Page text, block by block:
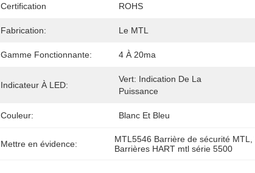
Certification ROHS
Fabrication: Le MTL
Gamme Fonctionnante: 4 À 20ma
Indicateur À LED:
Vert: Indication De La
Puissance
Couleur: Blanc Et Bleu
Mettre en évidence: MTL5546 Barrière de sécurité MTL
Barrières HART mtl série 5500